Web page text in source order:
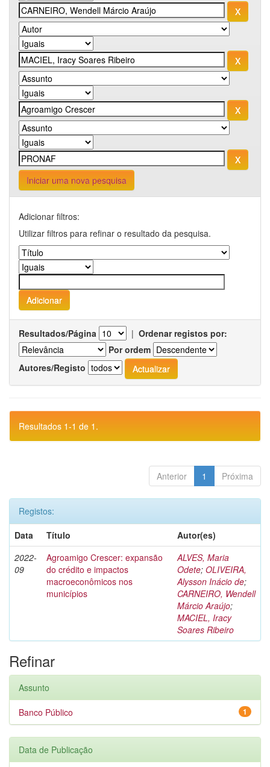
Iniciar uma nova pesquisa
Adicionar filtros:
Utilizar filtros para refinar o resultado da pesquisa.
Resultados/Página | Ordenar registos por:
Por ordem
Autores/Registo
Resultados 1-1 de 1.
Anterior 1 Próxima
Registos:
Data
Título
Autor(es)
2022-
09
Agroamigo Crescer: expansão
do crédito e impactos
macroeconômicos nos
municípios
ALVES, Maria
Odete; OLIVEIRA,
Alysson Inácio de;
CARNEIRO, Wendell
Márcio Araújo;
MACIEL, Iracy
Soares Ribeiro
Refinar
Assunto
1
Banco Público
Data de Publicação